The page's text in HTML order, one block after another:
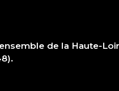
de la Haute-